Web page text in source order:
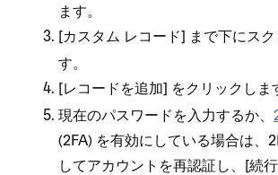
ます⁠。
[⁠カスタム レコ⁠ード⁠] まで下にスク
す⁠。
[⁠レコ⁠ードを追加⁠] をクリ⁠ックしま
現在のパスワ⁠ードを入力するか⁠、
(⁠2FA⁠) を有効にしている場合は⁠、
してアカウントを再認証し⁠、[⁠続行